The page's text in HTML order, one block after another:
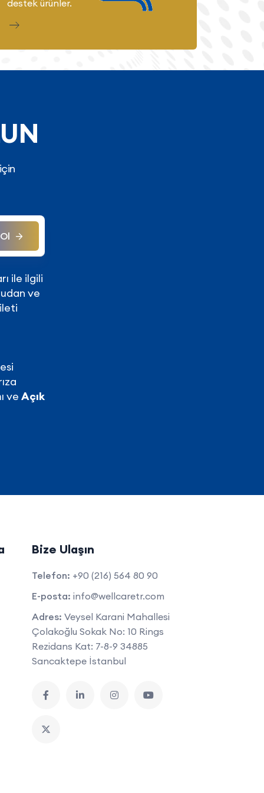
destek ürünler.
ile ilgili
ve
ve Açık
Bize Ulaşın
Telefon: +90 (216) 564 80 90
E-posta: info@wellcaretr.com
Adres: Veysel Karani Mahallesi
Çolakoğlu Sokak No: 10 Rings
Rezidans Kat: 7-8-9 34885
Sancaktepe İstanbul